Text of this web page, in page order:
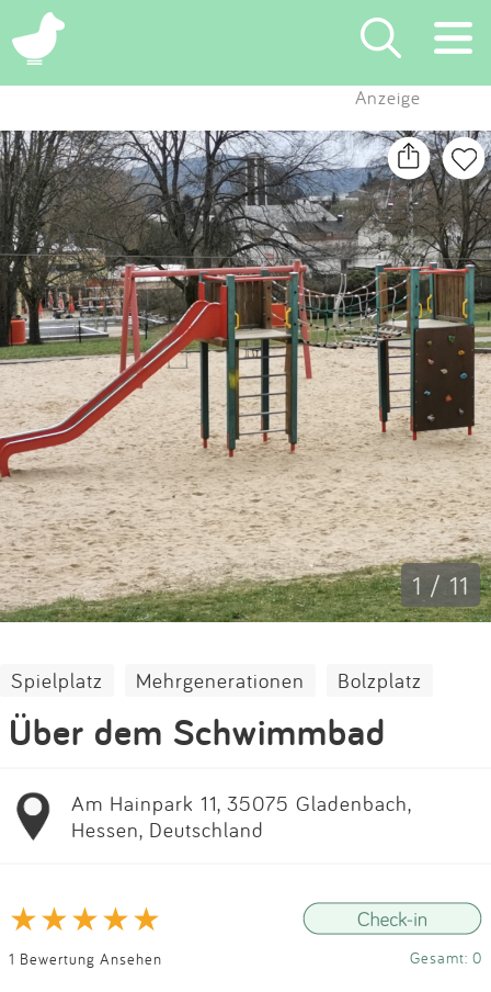
×
Suchen
Eintragen
App
Blog
Partner
Kontakt
Impressum
Anmelden
Anzeige
1 / 11
Spielplatz Mehrgenerationen Bolzplatz
Über dem Schwimmbad
Am Hainpark 11, 35075 Gladenbach,
Hessen, Deutschland
1 Bewertung Ansehen Gesamt: 0